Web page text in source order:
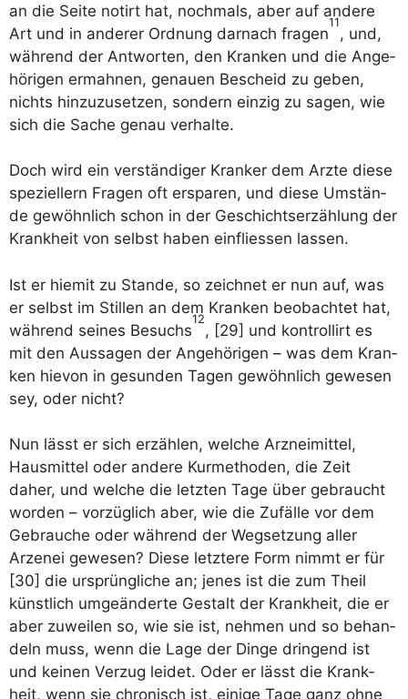
an die Sei­te notirt hat, noch­mals, aber auf ande­re
Art und in ande­rer Ord­nung dar­nach fra­gen
11
, und,
wäh­rend der Ant­wor­ten, den Kran­ken und die Ange­
hö­ri­gen ermah­nen, genau­en Bescheid zu geben,
nichts hin­zu­zu­set­zen, son­dern ein­zig zu sagen, wie
sich die Sache genau verhalte.
Doch wird ein ver­stän­di­ger Kran­ker dem Arzte die­se
spe­zi­el­lern Fra­gen oft erspa­ren, und die­se Umstän­
de gewöhn­lich schon in der Geschichts­er­zäh­lung der
Krank­heit von selbst haben ein­flies­sen lassen.
Ist er hie­mit zu Stan­de, so zeich­net er nun auf, was
er selbst im Stil­len an dem Kran­ken beob­ach­tet hat,
wäh­rend sei­nes Besuchs
12
, [29] und kon­trol­lirt es
mit den Aus­sa­gen der Ange­hö­ri­gen – was dem Kran­
ken hie­von in gesun­den Tagen gewöhn­lich gewe­sen
sey, oder nicht?
Nun lässt er sich erzäh­len, wel­che Arz­nei­mit­tel,
Haus­mit­tel oder ande­re Kur­me­tho­den, die Zeit
daher, und wel­che die letz­ten Tage über gebraucht
wor­den – vor­züg­lich aber, wie die Zufäl­le vor dem
Gebrau­che oder wäh­rend der Weg­set­zung aller
Arzen­ei gewe­sen? Die­se letz­te­re Form nimmt er für
[30] die ursprüng­li­che an; jenes ist die zum Theil
künst­lich umge­än­der­te Gestalt der Krank­heit, die er
aber zuwei­len so, wie sie ist, neh­men und so behan­
deln muss, wenn die Lage der Din­ge drin­gend ist
und kei­nen Ver­zug lei­det. Oder er lässt die Krank­
heit, wenn sie chro­nisch ist, eini­ge Tage ganz ohne